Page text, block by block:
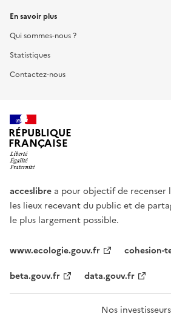
En savoir plus
Qui sommes-nous ?
Statistiques
Contactez-nous
RÉPUBLIQUE
FRANÇAISE
acceslibre a pour objectif de recenser
les lieux recevant du public et de
le plus largement possible.
www.ecologie.gouv.fr
cohesion-
beta.gouv.fr
data.gouv.fr
Nos investisseurs